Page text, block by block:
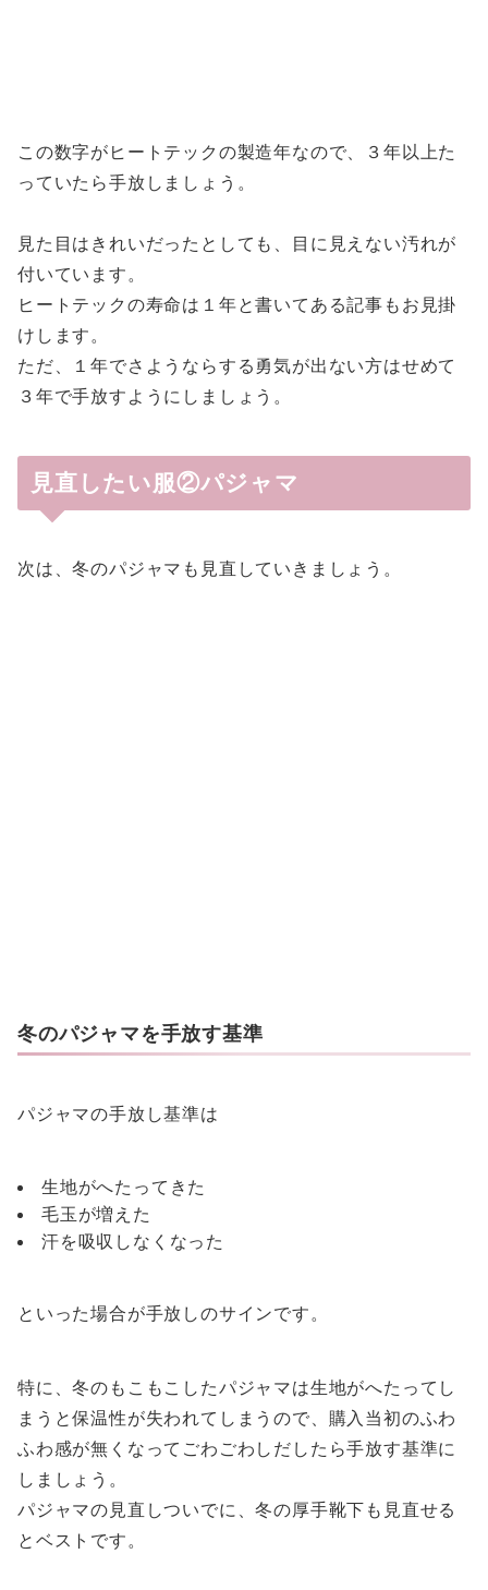
この数字がヒートテックの製造年なので、３年以上た
っていたら手放しましょう。
見た目はきれいだったとしても、目に見えない汚れが
付いています。
ヒートテックの寿命は１年と書いてある記事もお見掛
けします。
ただ、１年でさようならする勇気が出ない方はせめて
３年で手放すようにしましょう。
見直したい服②パジャマ
次は、冬のパジャマも見直していきましょう。
冬のパジャマを手放す基準
パジャマの手放し基準は
生地がへたってきた
毛玉が増えた
汗を吸収しなくなった
といった場合が手放しのサインです。
特に、冬のもこもこしたパジャマは生地がへたってし
まうと保温性が失われてしまうので、購入当初のふわ
ふわ感が無くなってごわごわしだしたら手放す基準に
しましょう。
パジャマの見直しついでに、冬の厚手靴下も見直せる
とベストです。